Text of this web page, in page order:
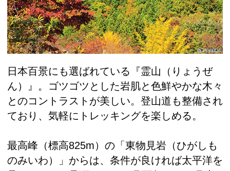
日本百景にも選ばれている『霊山（りょうぜ
ん）』。ゴツゴツとした岩肌と色鮮やかな木々
とのコントラストが美しい。登山道も整備され
ており、気軽にトレッキングを楽しめる。
最高峰（標高825m）の「東物見岩（ひがしも
のみいわ）」からは、条件が良ければ太平洋を